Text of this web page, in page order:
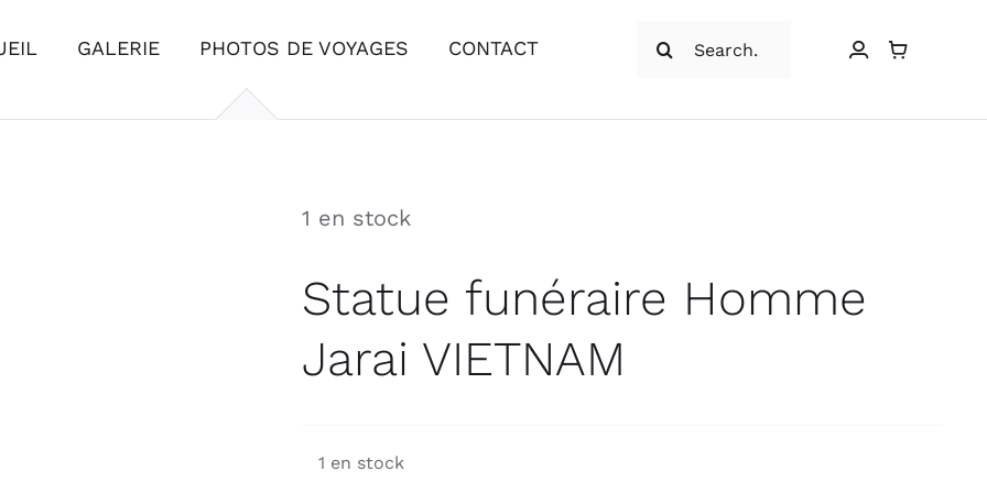
GALERIE PHOTOS DE VOYAGES CONTACT
1 en stock
Statue funéraire Homme
Jarai VIETNAM
1 en stock